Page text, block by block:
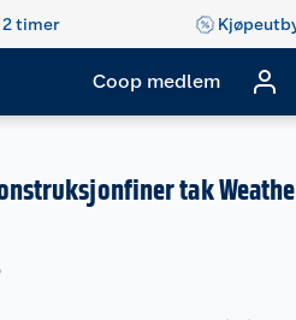
2 timer
Coop medlem
tak